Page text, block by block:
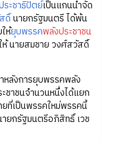
ะชาธิปัตย์เป็นแกนนำจัด
ดิ์นายกรัฐมนตรี ได้พ้น
ห้ยุบพรรคพลังประชาชน
นายสมชาย วงศ์สวัสดิ์
หลังการยุบพรรคพลัง
ชาชนจำนวนหนึ่งได้แยก
ที่เป็นพรรคใหม่พรรคนี้
ยกรัฐมนตรีอภิสิทธิ์ เวช